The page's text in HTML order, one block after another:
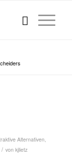
Alternativen,
/ von kjlietz